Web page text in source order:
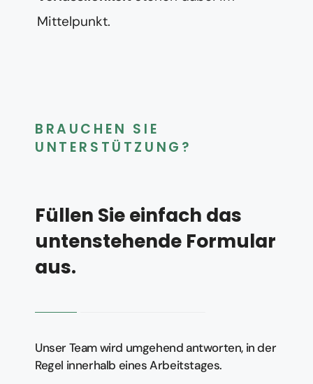
Mittelpunkt.
BRAUCHEN SIE
UNTERSTÜTZUNG?
Füllen Sie einfach das
untenstehende Formular
aus.
Unser Team wird umgehend antworten, in der
Regel innerhalb eines Arbeitstages.